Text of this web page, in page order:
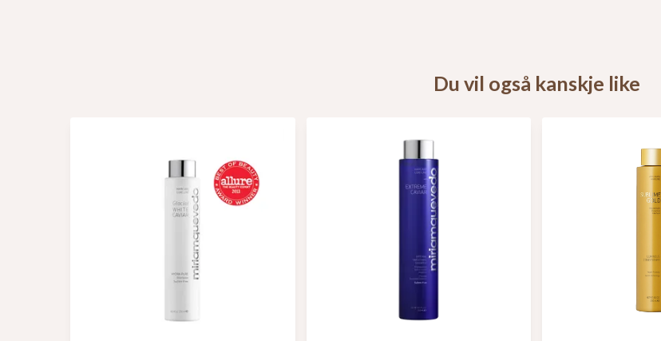
Du vil også kanskje like